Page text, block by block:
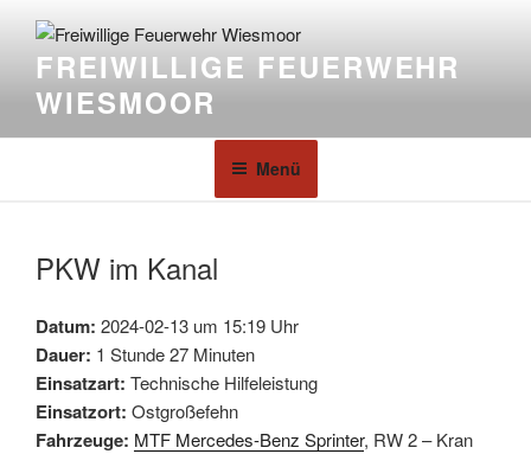
FREIWILLIGE FEUERWEHR
WIESMOOR
Menü
PKW im Kanal
Datum: 2024-02-13 um 15:19 Uhr
Dauer: 1 Stunde 27 Minuten
Einsatzart: Technische Hilfeleistung
Einsatzort: Ostgroßefehn
Fahrzeuge: MTF Mercedes-Benz Sprinter, RW 2 – Kran